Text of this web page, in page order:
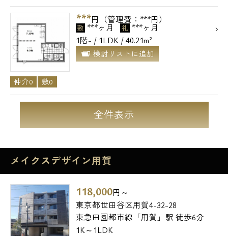
***円（管理費：***円）
敷 ***ヶ月 礼 ***ヶ月
1階- / 1LDK / 40.21m²
検討リストに追加
仲介0 敷0
全件表示
メイクスデザイン用賀
118,000円～
東京都世田谷区用賀4-32-28
東急田園都市線「用賀」駅 徒歩6分
1K～1LDK